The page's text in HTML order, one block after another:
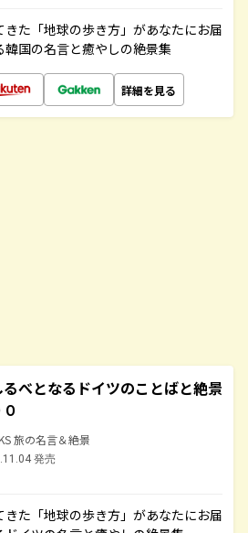
た「地球の歩き方」があなたにお届
国の名言と癒やしの絶景集
詳細を見る
るべとなるドイツのことばと絶景
旅の名言＆絶景
発売
た「地球の歩き方」があなたにお届